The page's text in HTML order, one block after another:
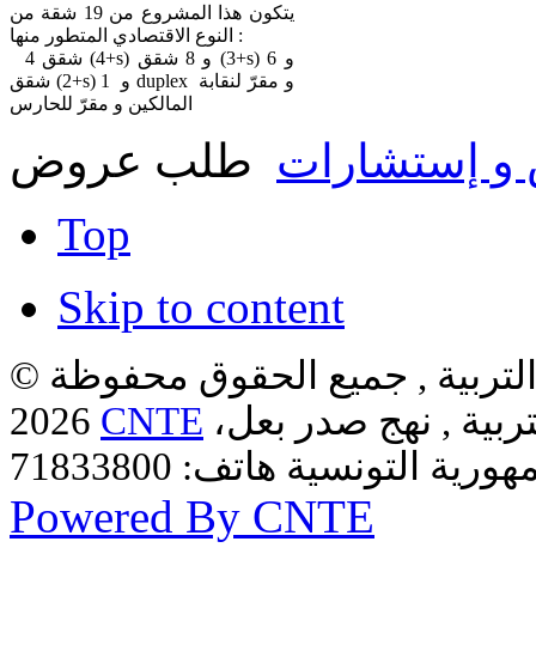
يتكون هذا المشروع من 19 شقة من
النوع الاقتصادي المتطور منها :
4 شقق (4+s) و 8 شقق (3+s) و 6
شقق (2+s) و 1 duplex و مقرّ لنقابة
المالكين و مقرّ للحارس
إستشارات طلب عروض
Top
Skip to content
, جميع الحقوق محفوظة ©
CNTE , نهج صدر بعل،
Powered By CNTE